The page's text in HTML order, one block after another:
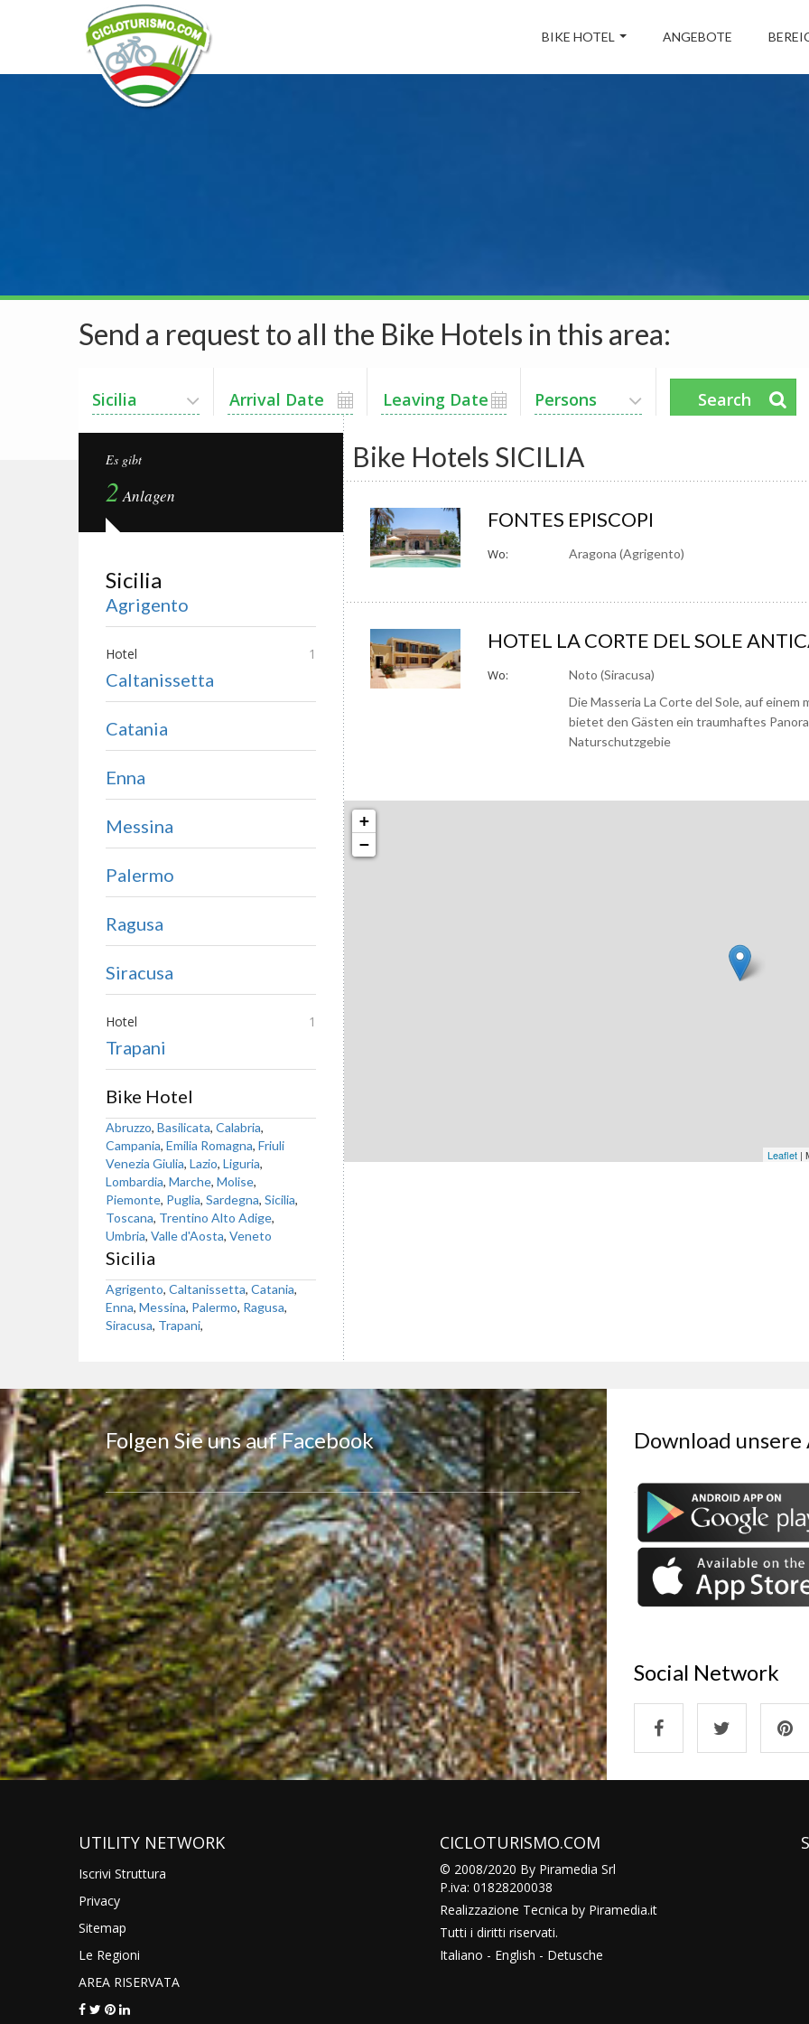
BIKE HOTEL ANGEBOTE
Send a request to all the Bike Hotels in this area:
Sicilia Persons Search
Bike Hotels SICILIA
FONTES EPISCOPI
Wo: Aragona (Agrigento)
HOTEL LA CORTE DEL SOLE
Wo:
Noto (Siracusa)
Die Masseria La Corte del Sole, auf einem
bietet den Gästen ein traumhaftes
Naturschutzgebie
+
−
Leaflet |
Es gibt
2 Anlagen
Sicilia
Agrigento
Hotel 1
Caltanissetta
Catania
Enna
Messina
Palermo
Ragusa
Siracusa
Hotel 1
Trapani
Bike Hotel
Abruzzo, Basilicata, Calabria,
Campania, Emilia Romagna, Friuli
Venezia Giulia, Lazio, Liguria,
Lombardia, Marche, Molise,
Piemonte, Puglia, Sardegna, Sicilia,
Toscana, Trentino Alto Adige,
Umbria, Valle d'Aosta, Veneto
Sicilia
Agrigento, Caltanissetta, Catania,
Enna, Messina, Palermo, Ragusa,
Siracusa, Trapani,
Folgen Sie uns auf Facebook Download unsere
Social Network
UTILITY NETWORK
Iscrivi Struttura
Privacy
Sitemap
Le Regioni
AREA RISERVATA
CICLOTURISMO.COM
© 2008/2020 By Piramedia Srl
P.iva: 01828200038
Realizzazione Tecnica by Piramedia.it
Tutti i diritti riservati.
Italiano - English - Detusche